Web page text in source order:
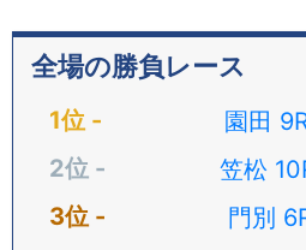
全場の勝負レース
園田
笠松
門別